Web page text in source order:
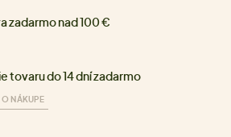
zadarmo nad 100 €
tovaru do 14 dní zadarmo
NÁKUPE